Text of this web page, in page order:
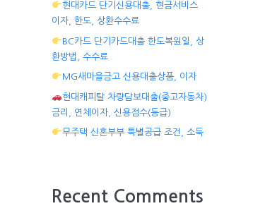
현대카드 단기신용대출, 현금서비스
이자, 한도, 상환수수료
BC카드 단기카드대출 한도복원일, 상
환방법, 수수료
MG새마을금고 신용대출상품, 이자
현대캐피탈 차량담보대출(중고자동차)
금리, 연체이자, 신용점수(등급)
무주택 신혼부부 특별공급 조건, 소득
Recent Comments